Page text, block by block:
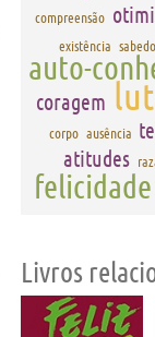
compreensão
existência
auto-
coragem
corpo ausência
atitudes
felicidade
Livros